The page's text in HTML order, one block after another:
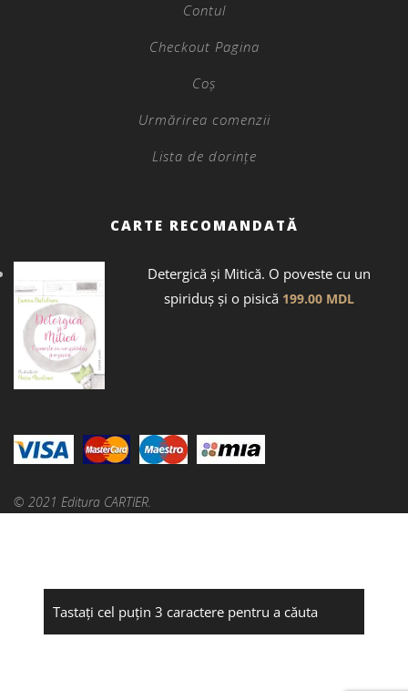
Contul
Checkout Pagina
Coș
Urmărirea comenzii
Lista de dorințe
CARTE RECOMANDATĂ
Detergică și Mitică. O poveste cu un
spiriduș și o pisică 199.00 MDL
© 2021 Editura CARTIER.